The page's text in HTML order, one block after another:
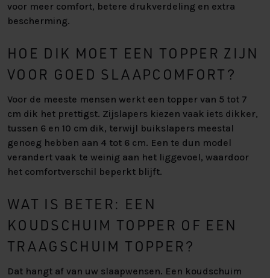
voor meer comfort, betere drukverdeling en extra
bescherming.
HOE DIK MOET EEN TOPPER ZIJN
VOOR GOED SLAAPCOMFORT?
Voor de meeste mensen werkt een topper van 5 tot 7
cm dik het prettigst. Zijslapers kiezen vaak iets dikker,
tussen 6 en 10 cm dik, terwijl buikslapers meestal
genoeg hebben aan 4 tot 6 cm. Een te dun model
verandert vaak te weinig aan het liggevoel, waardoor
het comfortverschil beperkt blijft.
WAT IS BETER: EEN
KOUDSCHUIM TOPPER OF EEN
TRAAGSCHUIM TOPPER?
Dat hangt af van uw slaapwensen. Een koudschuim